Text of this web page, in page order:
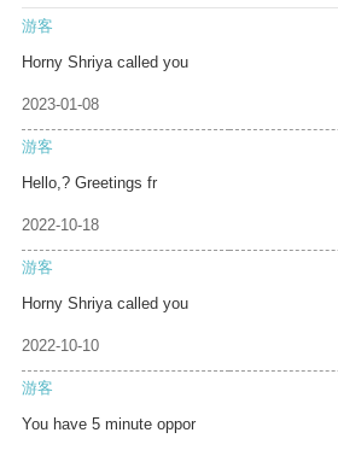
游客
Horny Shriya called you
2023-01-08
游客
Hello,? Greetings fr
2022-10-18
游客
Horny Shriya called you
2022-10-10
游客
You have 5 minute oppor